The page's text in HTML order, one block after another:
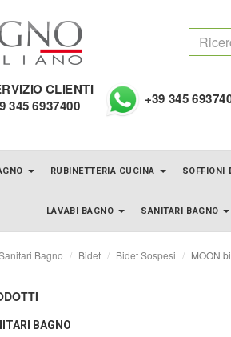
CLIENTI
345 6937400 +39 345
RUBINETTERIA CUCINA SOFFIONI
LAVABI BAGNO SANITARI BAGNO
Bagno Bidet Bidet Sospesi MOON
BAGNO